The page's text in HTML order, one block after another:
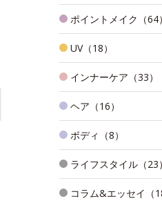
ポイントメイク（64）
UV（18）
インナーケア（33）
ヘア（16）
ボディ（8）
ライフスタイル（23）
コラム&エッセイ（